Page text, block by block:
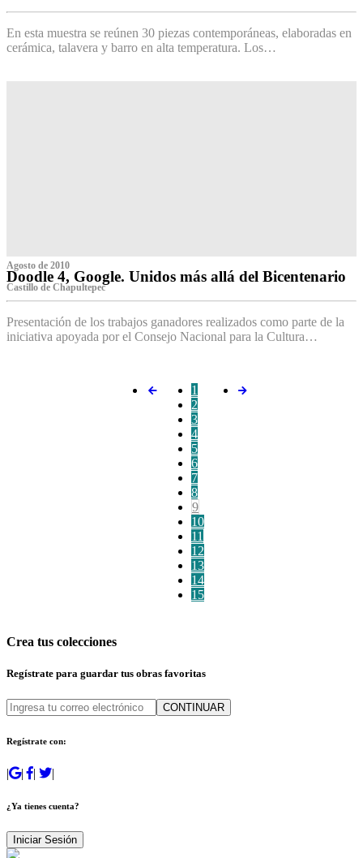
En esta muestra se reúnen 30 piezas contemporáneas, elaboradas en
cerámica, talavera y barro en alta temperatura. Los…
Agosto de 2010
Doodle 4, Google. Unidos más allá del Bicentenario
Castillo de Chapultepec
Presentación de los trabajos ganadores realizados como parte de la
iniciativa apoyada por el Consejo Nacional para la Cultura…
1
2
3
4
5
6
7
8
9
10
11
12
13
14
15
Crea tus colecciones
Regístrate para guardar tus obras favoritas
CONTINUAR
Regístrate con:
| | | |
¿Ya tienes cuenta?
Iniciar Sesión